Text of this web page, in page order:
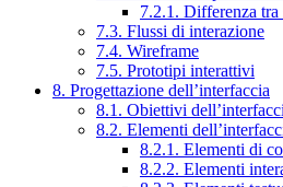
7.2.1. Differenza tra
7.3. Flussi di interazione
7.4. Wireframe
7.5. Prototipi interattivi
8. Progettazione dell’interfaccia
8.1. Obiettivi
8.2. Elementi
8.2.1. Elementi di
8.2.2. Elementi